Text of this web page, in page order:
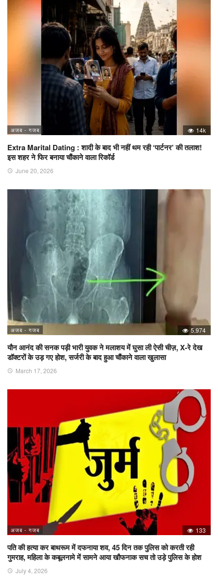
अजब - गजब 14k
Extra Marital Dating : शादी के बाद भी नहीं थम रही ‘पार्टनर’ की तलाश!
इस शहर ने फिर बनाया चौंकाने वाला रिकॉर्ड
June 20, 2026
अजब - गजब 5,974
यौन आनंद की सनक पड़ी भारी युवक ने मलाशय में घुसा ली ऐसी चीज़, X-रे देख
डॉक्टरों के उड़ गए होश, सर्जरी के बाद हुआ चौंकाने वाला खुलासा
March 17, 2026
अजब - गजब 133
पति की हत्या कर बाथरूम में दफनाया शव, 45 दिन तक पुलिस को करती रही
गुमराह, महिला के कबूलनामे में सामने आया खौफनाक सच तो उड़े पुलिस के होश
July 4, 2026